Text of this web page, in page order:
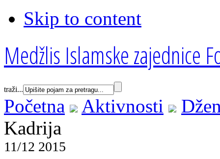
Skip to content
Medžlis Islamske zajednice
traži...
Početna Aktivnosti
Kadrija
11/12 2015